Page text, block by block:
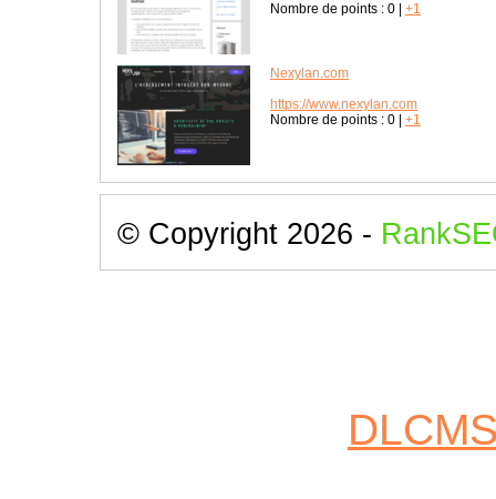
Nombre de points : 0 +1
Nexylan.com
https://www.nexylan.com
Nombre de points : 0 +1
© Copyright 2026 -